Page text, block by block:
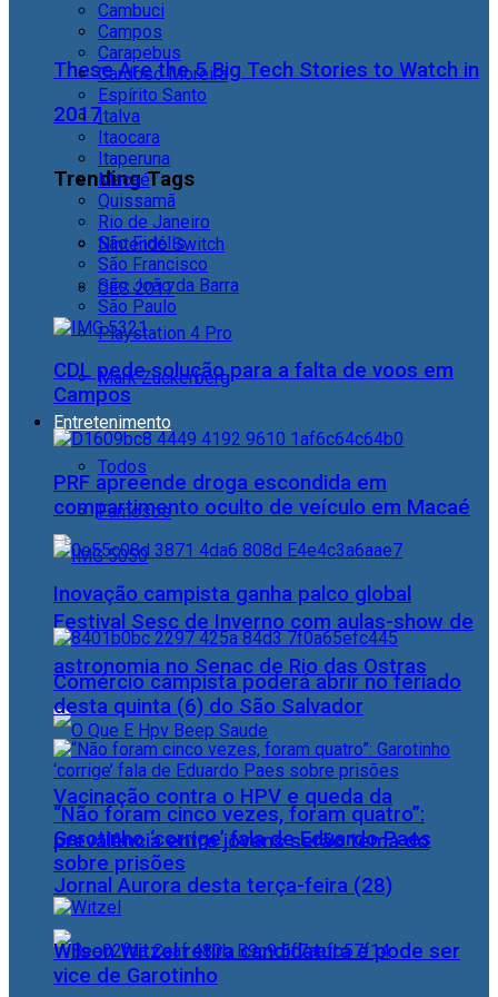
These Are the 5 Big Tech Stories to Watch in
2017
Trending Tags
Nintendo Switch
CES 2017
Playstation 4 Pro
Mark Zuckerberg
Entretenimento
Todos
Famosos
Festival Sesc de Inverno com aulas-show de
astronomia no Senac de Rio das Ostras
Vacinação contra o HPV e queda da
prevalência entre jovens serão tema do
Jornal Aurora desta terça-feira (28)
Cambuci
Campos
Carapebus
Cardoso Moreira
Espírito Santo
Italva
Itaocara
Itaperuna
Macaé
Quissamã
Rio de Janeiro
São Fidélis
São Francisco
São João da Barra
São Paulo
CDL pede solução para a falta de voos em
Campos
PRF apreende droga escondida em
compartimento oculto de veículo em Macaé
Inovação campista ganha palco global
Comércio campista poderá abrir no feriado
desta quinta (6) do São Salvador
“Não foram cinco vezes, foram quatro”:
Garotinho ‘corrige’ fala de Eduardo Paes
sobre prisões
Wilson Witzel retira candidatura e pode ser
vice de Garotinho